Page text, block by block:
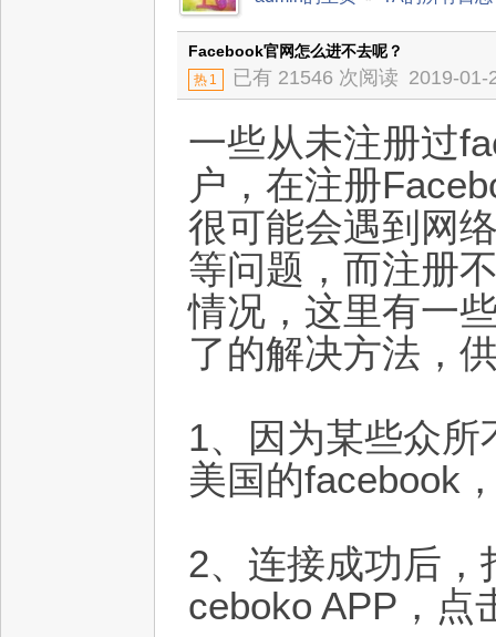
Facebook官网怎么进不去呢？
热 1 已有 21546 次阅读 2019-01-
一些从未注册过
户，在注册
很可能会遇到网
等问题，而注册
情况，这里有一
了的解决方法，
1、因为某些众
美国的facebook
2、连接成功后，
ceboko APP，点